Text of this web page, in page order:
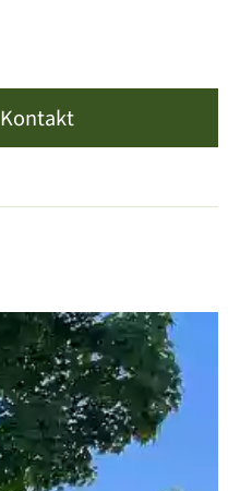
Kontakt